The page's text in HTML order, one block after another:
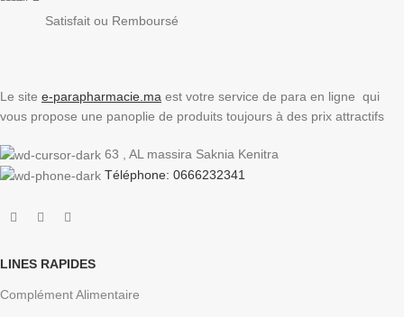
Satisfait ou Remboursé
Le site e-parapharmacie.ma est votre service de para en ligne qui
vous propose une panoplie de produits toujours à des prix attractifs
63 , AL massira Saknia Kenitra
Téléphone: 0666232341
LINES RAPIDES
Complément Alimentaire